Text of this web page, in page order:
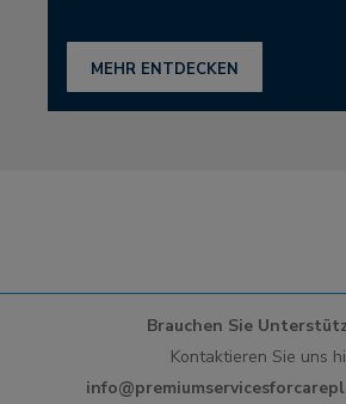
MEHR ENTDECKEN
Brauchen Sie
Kontaktieren Sie uns